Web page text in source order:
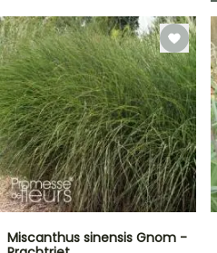
Miscanthus sinensis Gnom -